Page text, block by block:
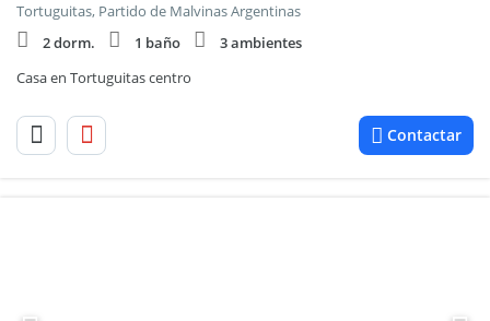
Tortuguitas, Partido de Malvinas Argentinas
2 dorm.
1 baño
3 ambientes
Casa en Tortuguitas centro
Contactar